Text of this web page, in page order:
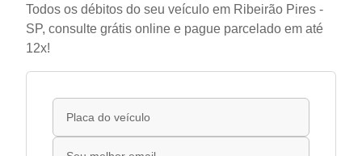
Todos os débitos do seu veículo em Ribeirão Pires -
SP, consulte grátis online e pague parcelado em até
12x!